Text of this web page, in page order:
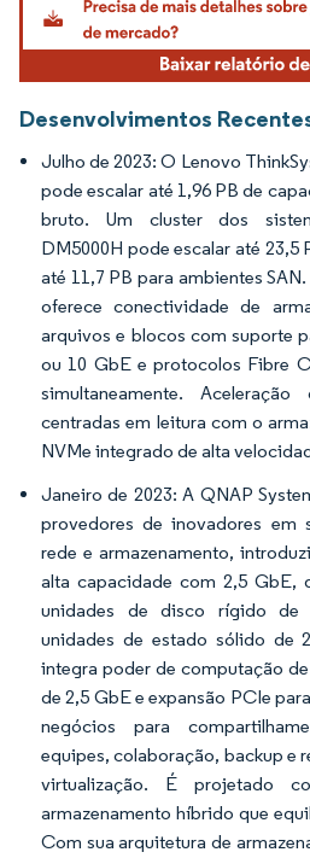
Desenvolvimentos
Julho de 2023: O Lenovo
pode escalar até 1,96 PB de
bruto. Um cluster dos
DM5000H pode escalar até 23,5
até 11,7 PB para ambientes
oferece conectividade de
arquivos e blocos com suporte
ou 10 GbE e protocolos Fibre
simultaneamente.
centradas em leitura com o
NVMe integrado de alta
Janeiro de 2023: A QNAP
provedores de inovadores em
rede e armazenamento,
alta capacidade com 2,5 GbE,
unidades de disco rígido de
unidades de estado sólido de
integra poder de computação
de 2,5 GbE e expansão PCIe
negócios para
equipes, colaboração, backup e
virtualização. É projetado
armazenamento híbrido que
Com sua arquitetura de